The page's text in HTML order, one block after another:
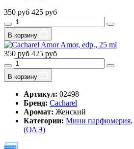
350 руб 425 руб
В корзину
350 руб 425 руб
В корзину
Артикул: 02498
Бренд: Cacharel
Аромат: Женский
Категории: Мини парфюмерия,
(ОАЭ)